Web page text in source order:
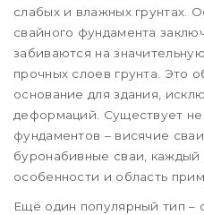
слабых и влажных грунтах.
свайного фундамента
забиваются на
прочных слоев грунта. Это
основание для здания,
деформаций. Существует
фундаментов – висячие
буронабивные сваи,
особенности и область
Ещё один популярный тип –